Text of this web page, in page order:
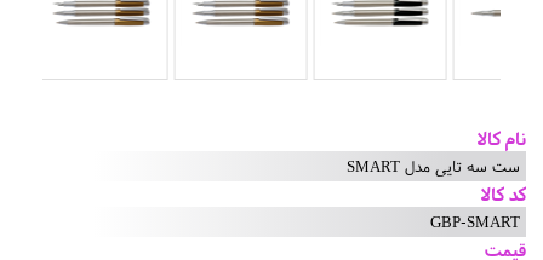
نام کالا
ست سه تایی مدل SMART
کد کالا
GBP-SMART
قیمت